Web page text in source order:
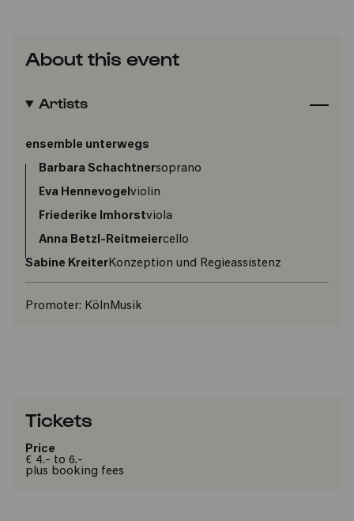
About this event
Artists
ensemble unterwegs
Barbara Schachtnersoprano
Eva Hennevogelviolin
Friederike Imhorstviola
Anna Betzl-Reitmeiercello
Sabine KreiterKonzeption und Regieassistenz
Promoter: KölnMusik
Tickets
Price
€ 4.- to 6.-
plus booking fees